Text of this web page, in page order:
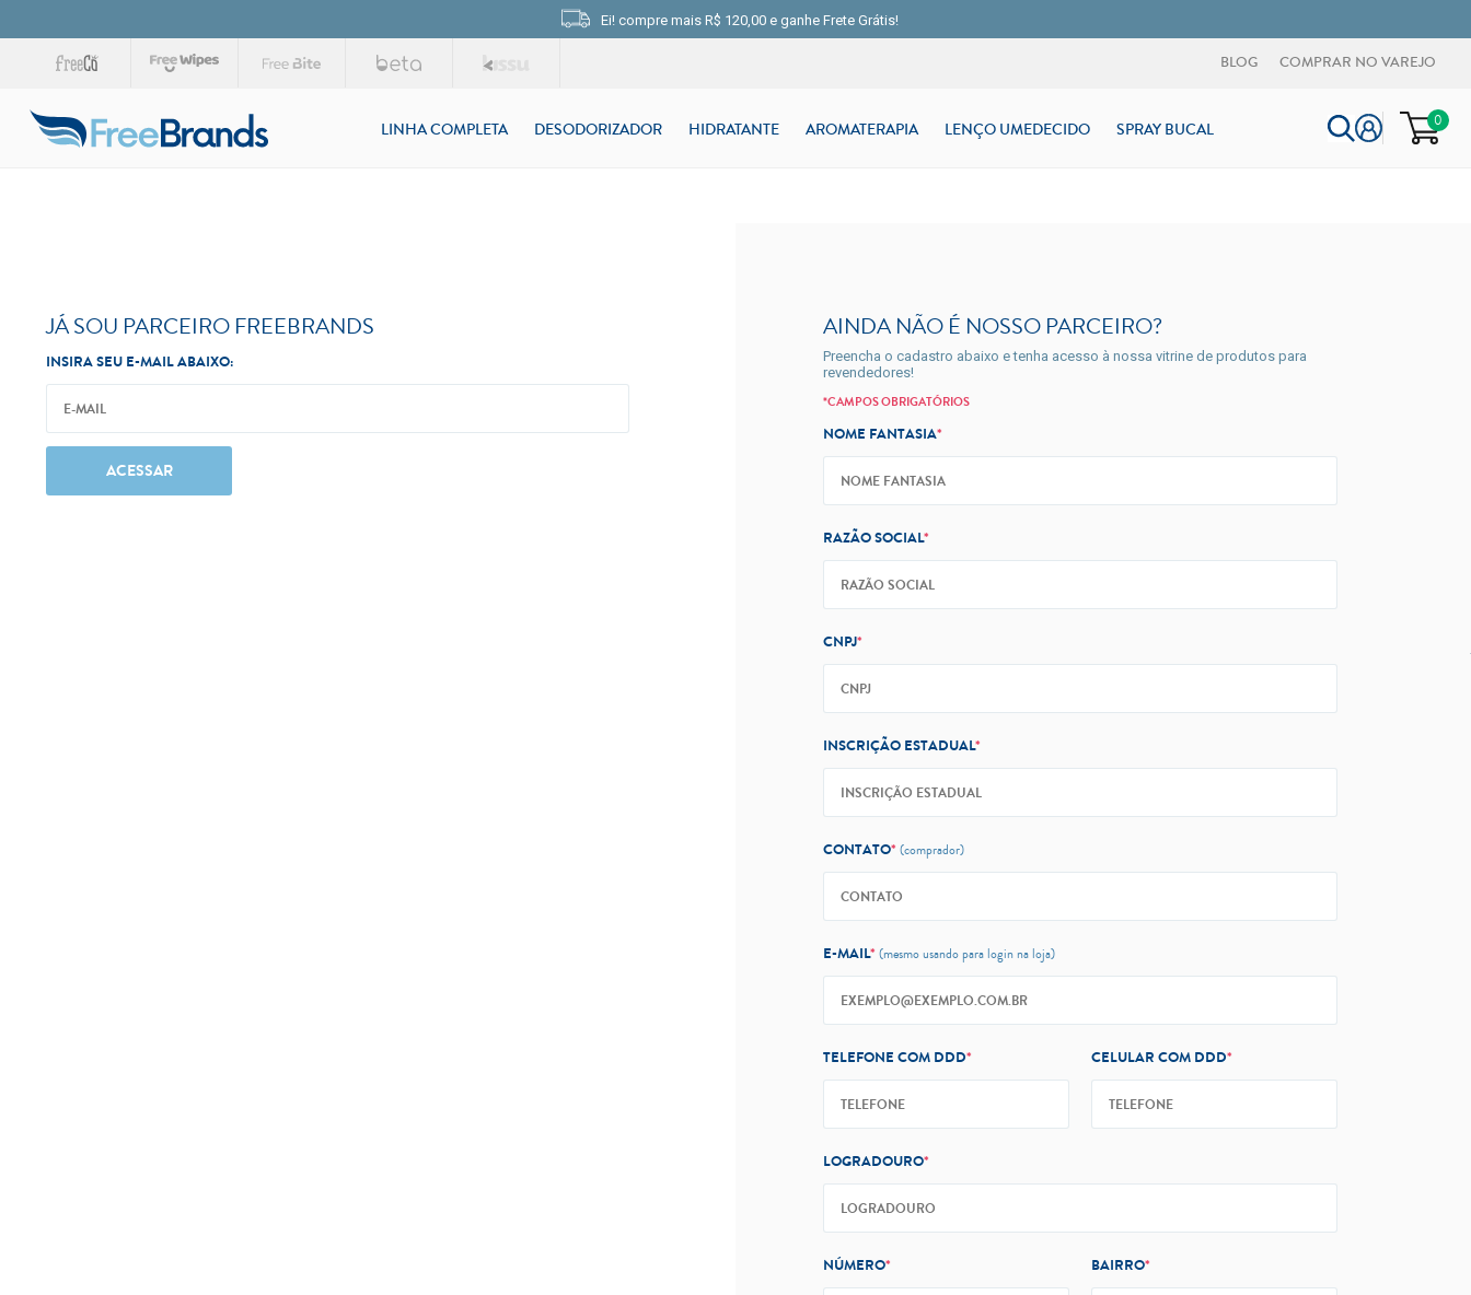
Ei! compre mais R$ 120,00e ganhe Frete Grátis!
BLOG COMPRAR NO VAREJO
LINHA COMPLETA DESODORIZADOR HIDRATANTE AROMATERAPIA LENÇO UMEDECIDO SPRAY BUCAL 0
JÁ SOU PARCEIRO FREEBRANDS
INSIRA SEU E-MAIL ABAIXO:
ACESSAR
AINDA NÃO É NOSSO PARCEIRO?
Preencha o cadastro abaixo e tenha acesso à nossa vitrine de produtos para
revendedores!
*CAMPOS OBRIGATÓRIOS
NOME FANTASIA*
RAZÃO SOCIAL*
CNPJ*
INSCRIÇÃO ESTADUAL*
CONTATO* (comprador)
E-MAIL* (mesmo usando para login na loja)
TELEFONE COM DDD* CELULAR COM DDD*
LOGRADOURO*
NÚMERO* BAIRRO*